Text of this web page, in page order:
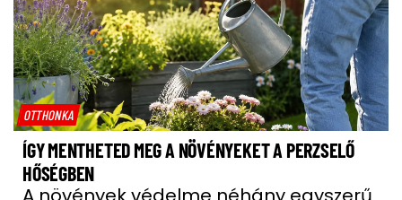
OTTHONKA
ÍGY MENTHETED MEG A NÖVÉNYEKET A PERZSELŐ
HŐSÉGBEN